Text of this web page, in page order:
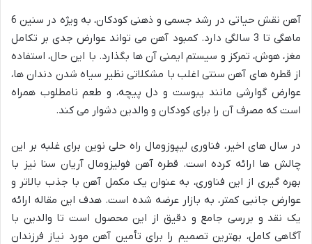
آهن نقش حیاتی در رشد جسمی و ذهنی کودکان، به ویژه در سنین 6
ماهگی تا 3 سالگی دارد. کمبود آهن می تواند عوارض جدی بر تکامل
مغز، هوش، تمرکز و سیستم ایمنی آن ها بگذارد. با این حال، استفاده
از قطره های آهن سنتی اغلب با مشکلاتی نظیر سیاه شدن دندان ها،
عوارض گوارشی مانند یبوست و دل پیچه، و طعم نامطلوب همراه
است که مصرف آن را برای کودکان و والدین دشوار می کند.
در سال های اخیر، فناوری لیپوزومال راه حلی نوین برای غلبه بر این
چالش ها ارائه کرده است. قطره آهن فولیزومال آریان سنا نیز با
بهره گیری از این فناوری، به عنوان یک مکمل آهن با جذب بالاتر و
عوارض جانبی کمتر، به بازار عرضه شده است. هدف این مقاله ارائه
یک نقد و بررسی جامع و دقیق از این محصول است تا والدین با
آگاهی کامل، بهترین تصمیم را برای تأمین آهن مورد نیاز فرزندان